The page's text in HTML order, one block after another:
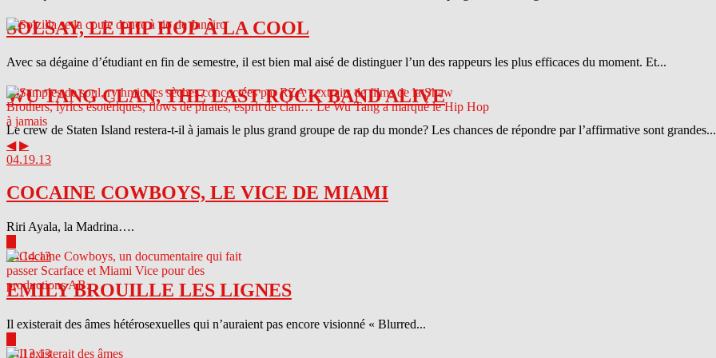
SOLSAY, LE HIP HOP À LA COOL
Avec sa dégaine d’étudiant en fin de semestre, il est bien mal aisé de distinguer l’un des rappeurs les plus efficaces du moment. Et...
WU TANG CLAN, THE LAST ROCK BAND ALIVE
Le crew de Staten Island restera-t-il à jamais le plus grand groupe de rap du monde? Les chances de répondre par l’affirmative sont
◀ ▶
04.19.13
COCAINE COWBOYS, LE VICE DE MIAMI
Riri Ayala, la Madrina….
04.14.13
EMILY BROUILLE LES LIGNES
Il existerait des âmes hétérosexuelles qui n’auraient pas encore visionné « Blurred...
04.13.13